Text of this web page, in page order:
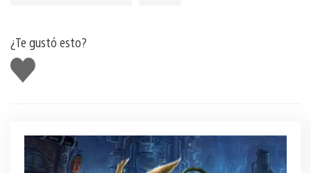
¿Te gustó esto?
Me
gusta